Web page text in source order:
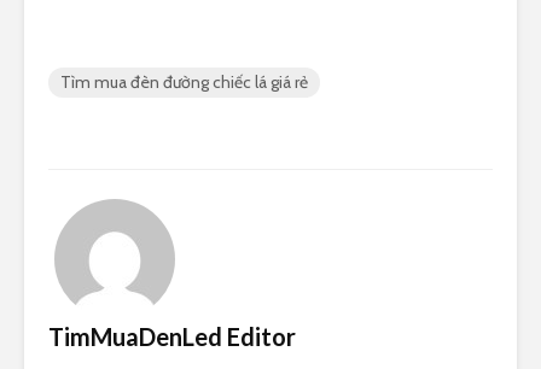
Tìm mua đèn đường chiếc lá giá rẻ
TimMuaDenLed Editor